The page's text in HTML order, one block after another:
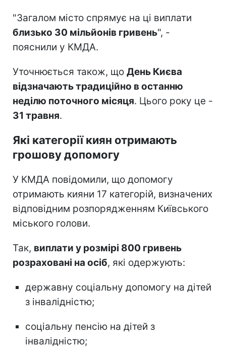
"Загалом місто спрямує на ці виплати
близько 30 мільйонів гривень", -
пояснили у КМДА.
Уточнюється також, що День Києва
відзначають традиційно в останню
неділю поточного місяця. Цього року це -
31 травня.
Які категорії киян отримають
грошову допомогу
У КМДА повідомили, що допомогу
отримають кияни 17 категорій, визначених
відповідним розпорядженням Київського
міського голови.
Так, виплати у розмірі 800 гривень
розраховані на осіб, які одержують:
державну соціальну допомогу на дітей
з інвалідністю;
соціальну пенсію на дітей з
інвалідністю;